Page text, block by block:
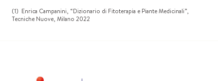
(1) Enrica Campanini, “Dizionario di Fitoterapia e Piante Medicinali”,
Tecniche Nuove, Milano 2022